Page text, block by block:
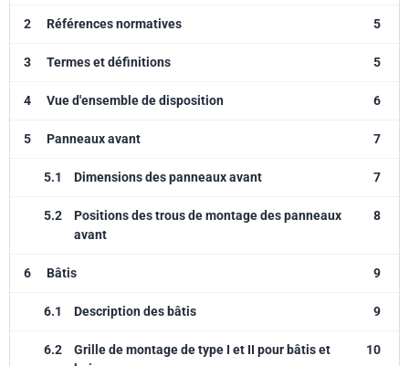
2 Références normatives 5
3 Termes et définitions 5
4 Vue d'ensemble de disposition 6
5 Panneaux avant 7
5.1 Dimensions des panneaux avant 7
5.2
Positions des trous de montage des panneaux
avant
8
6 Bâtis 9
6.1 Description des bâtis 9
6.2
Grille de montage de type I et II pour bâtis et
10